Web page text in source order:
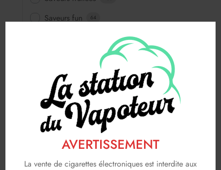
AVERTISSEMENT
La vente de cigarettes électroniques est interdite aux
Saveurs fun 64
83
A & L
AVAP 5
FRUIZEE 18
LIQUIDEO 68
SOLANA